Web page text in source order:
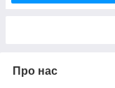
Про нас